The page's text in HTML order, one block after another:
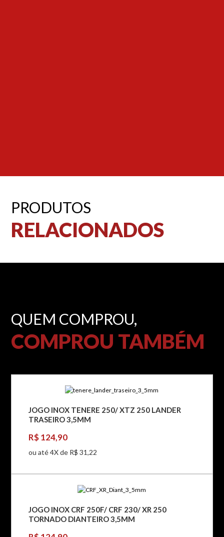
PRODUTOS
RELACIONADOS
QUEM COMPROU,
COMPROU TAMBÉM
JOGO INOX TENERE 250/ XTZ 250 LANDER
TRASEIRO 3,5MM
R$ 124,90
ou até 4X de R$ 31,22
JOGO INOX CRF 250F/ CRF 230/ XR 250
TORNADO DIANTEIRO 3,5MM